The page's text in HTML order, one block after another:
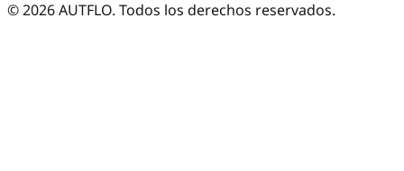
©2026AUTFLO. Todos los derechos reservados.